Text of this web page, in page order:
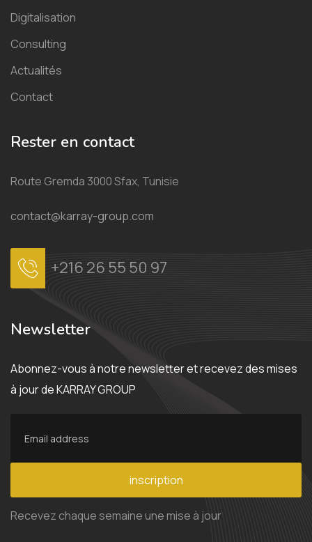
Digitalisation
Consulting
Actualités
Contact
Rester en contact
Route Gremda 3000 Sfax, Tunisie
contact@karray-group.com
+216 26 55 50 97
Newsletter
Abonnez-vous à notre newsletter et recevez des mises
à jour de KARRAY GROUP
inscription
Recevez chaque semaine une mise à jour